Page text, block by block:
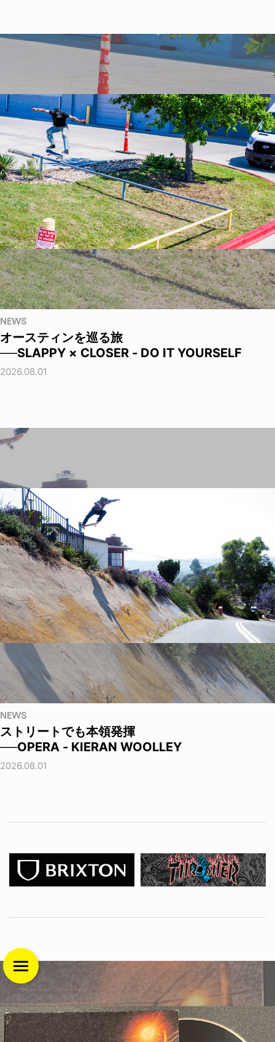
NEWS
オースティンを巡る旅
──SLAPPY × CLOSER - DO IT YOURSELF
2026.08.01
NEWS
ストリートでも本領発揮
──OPERA - KIERAN WOOLLEY
2026.08.01